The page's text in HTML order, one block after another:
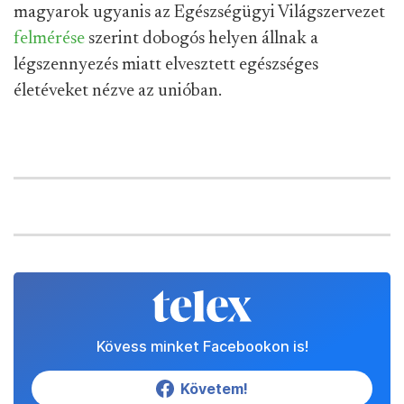
magyarok ugyanis az Egészségügyi Világszervezet
felmérése szerint dobogós helyen állnak a
légszennyezés miatt elvesztett egészséges
életéveket nézve az unióban.
Kövess minket Facebookon is!
Követem!